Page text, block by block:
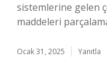
sistemlerine gelen
maddeleri
Ocak 31, 2025 Yanıtla